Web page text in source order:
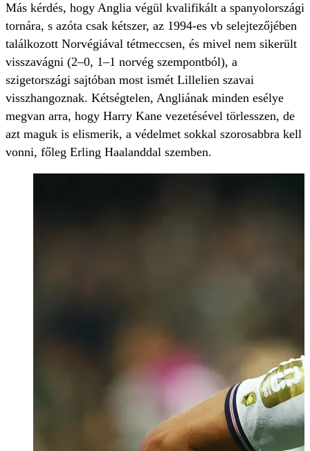
Más kérdés, hogy Anglia végül kvalifikált a spanyolországi
tornára, s azóta csak kétszer, az 1994-es vb selejtezőjében
találkozott Norvégiával tétmeccsen, és mivel nem sikerült
visszavágni (2–0, 1–1 norvég szempontból), a
szigetországi sajtóban most ismét Lillelien szavai
visszhangoznak. Kétségtelen, Angliának minden esélye
megvan arra, hogy Harry Kane vezetésével törlesszen, de
azt maguk is elismerik, a védelmet sokkal szorosabbra kell
vonni, főleg Erling Haalanddal szemben.